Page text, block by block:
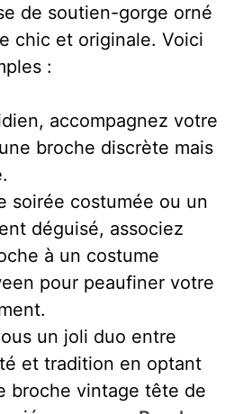
de soutien-gorge orné
chic et originale. Voici
:
accompagnez votre
broche discrète mais
soirée costumée ou un
déguisé, associez
à un costume
pour peaufiner votre
un joli duo entre
et tradition en optant
broche vintage tête de